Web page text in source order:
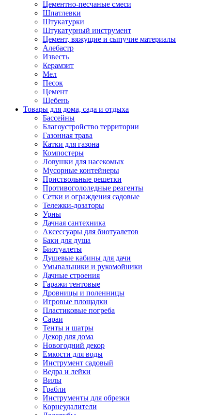
Цементно-песчаные смеси
Шпатлевки
Штукатурки
Штукатурный инструмент
Цемент, вяжущие и сыпучие материалы
Алебастр
Известь
Керамзит
Мел
Песок
Цемент
Щебень
Товары для дома, сада и отдыха
Бассейны
Благоустройство территории
Газонная трава
Катки для газона
Компостеры
Ловушки для насекомых
Мусорные контейнеры
Приствольные решетки
Противогололедные реагенты
Сетки и ограждения садовые
Тележки-дозаторы
Урны
Дачная сантехника
Аксессуары для биотуалетов
Баки для душа
Биотуалеты
Душевые кабины для дачи
Умывальники и рукомойники
Дачные строения
Гаражи тентовые
Дровницы и поленницы
Игровые площадки
Пластиковые погреба
Сараи
Тенты и шатры
Декор для дома
Новогодний декор
Емкости для воды
Инструмент садовый
Ведра и лейки
Вилы
Грабли
Инструменты для обрезки
Корнеудалители